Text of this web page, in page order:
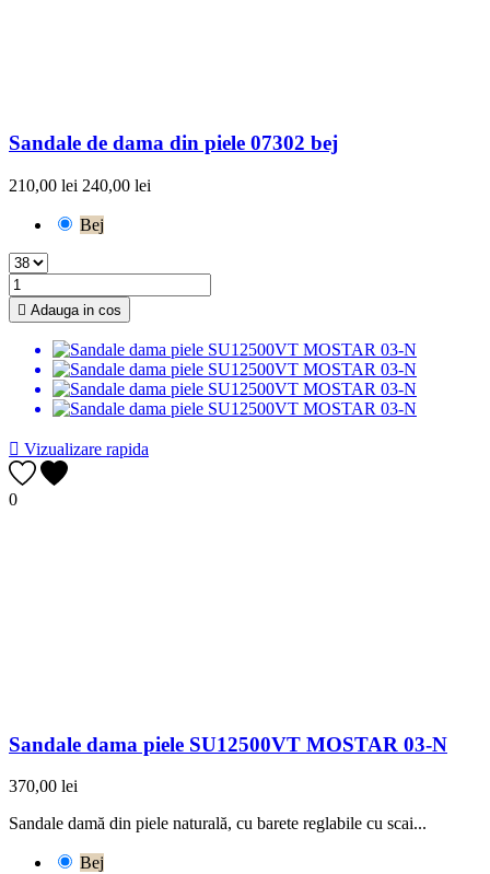
Sandale de dama din piele 07302 bej
210,00 lei 240,00 lei
Bej
 Adauga in cos
 Vizualizare rapida
0
Sandale dama piele SU12500VT MOSTAR 03-N
370,00 lei
Sandale damă din piele naturală, cu barete reglabile cu scai...
Bej